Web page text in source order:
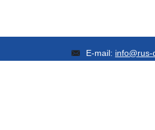
E-mail: